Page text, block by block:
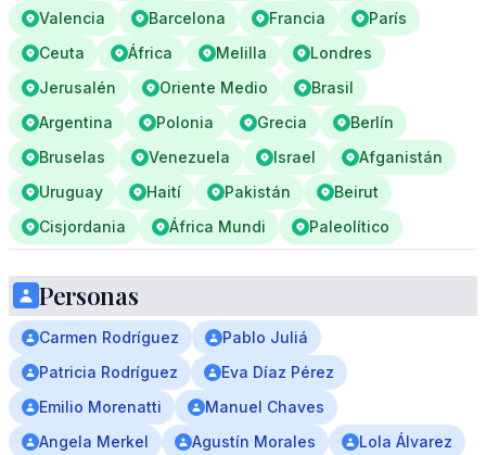
Valencia
Barcelona Francia
París
Ceuta
África Melilla
Londres
Jerusalén
Oriente Medio
Brasil
Argentina
Polonia Grecia
Berlín
Bruselas
Venezuela Israel
Afganistán
Uruguay
Haití Pakistán
Beirut
Cisjordania
África Mundi Paleolítico
Personas
Carmen Rodríguez
Pablo Juliá
Patricia Rodríguez
Eva Díaz Pérez
Emilio Morenatti
Manuel Chaves
Angela Merkel
Agustín Morales Lola Álvarez